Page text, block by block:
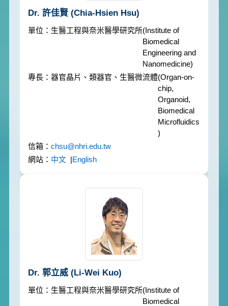
Dr. 許佳賢 (Chia-Hsien Hsu)
生醫工程與奈米醫學研究所(Institute of
Biomedical
Engineering and
Nanomedicine)
器官晶片、類器官、生醫微流體(Organ-on-
chip,
Organoid,
Biomedical
Microfluidics
)
chsu@nhri.edu.tw
中文 |English
Dr. 郭立威 (Li-Wei Kuo)
生醫工程與奈米醫學研究所(Institute of
Biomedical